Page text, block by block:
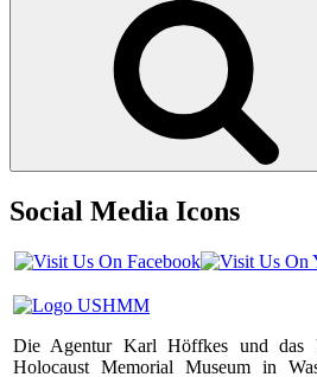
Social Media Icons
Die Agentur Karl Höffkes und das
Holocaust Memorial Museum in